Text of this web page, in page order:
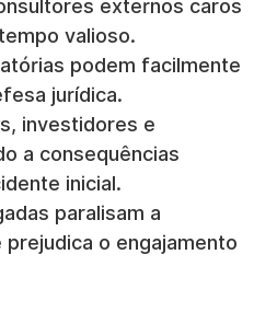
externos caros
valioso.
podem facilmente
jurídica.
investidores e
a consequências
inicial.
paralisam a
o engajamento